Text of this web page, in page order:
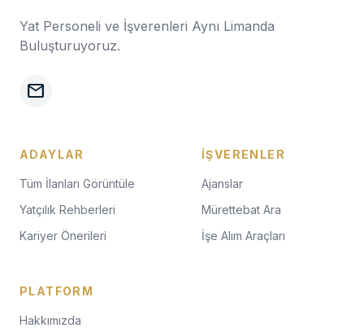
Yat Personeli ve İşverenleri Aynı Limanda
Buluşturuyoruz.
mail
ADAYLAR
Tüm İlanları Görüntüle
Yatçılık Rehberleri
Kariyer Önerileri
İŞVERENLER
Ajanslar
Mürettebat Ara
İşe Alım Araçları
PLATFORM
Hakkımızda